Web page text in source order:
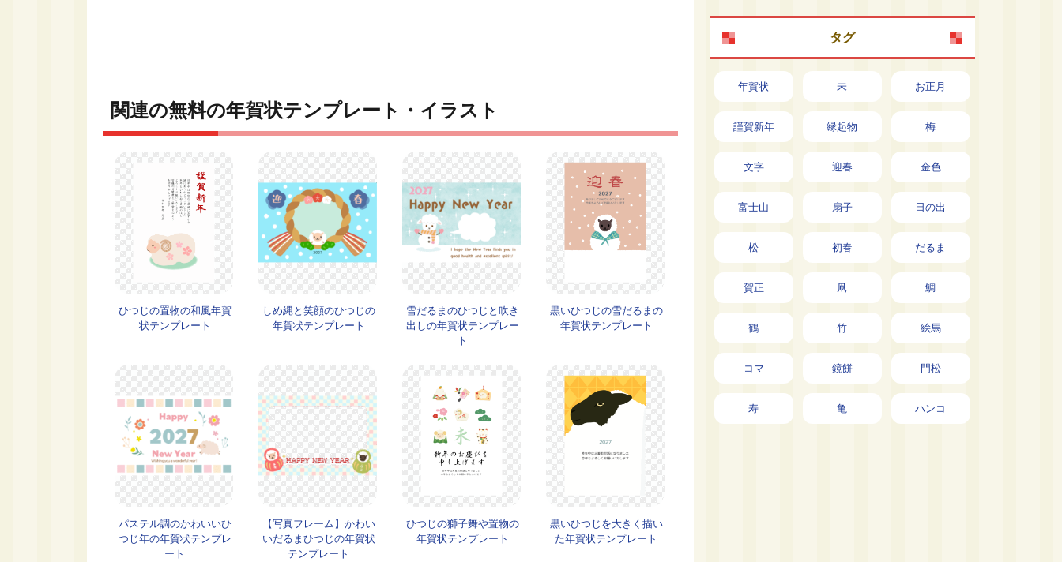
関連の無料の年賀状テンプレート・イラスト
ひつじの置物の和風年賀
状テンプレート
しめ縄と笑顔のひつじの
年賀状テンプレート
雪だるまのひつじと吹き
出しの年賀状テンプレー
ト
黒いひつじの雪だるまの
年賀状テンプレート
パステル調のかわいいひ
つじ年の年賀状テンプレ
ート
【写真フレーム】かわい
いだるまひつじの年賀状
テンプレート
ひつじの獅子舞や置物の
年賀状テンプレート
黒いひつじを大きく描い
た年賀状テンプレート
タグ
年賀状 未 お正月
謹賀新年 縁起物 梅
文字 迎春 金色
富士山 扇子 日の出
松 初春 だるま
賀正 凧 鯛
鶴 竹 絵馬
コマ 鏡餅 門松
寿 亀 ハンコ